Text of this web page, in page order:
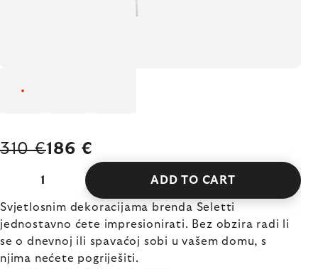
310 €186 €
ADD TO CART
Svjetlosnim dekoracijama brenda Seletti
jednostavno ćete impresionirati. Bez obzira radi li
se o dnevnoj ili spavaćoj sobi u vašem domu, s
njima nećete pogriješiti.